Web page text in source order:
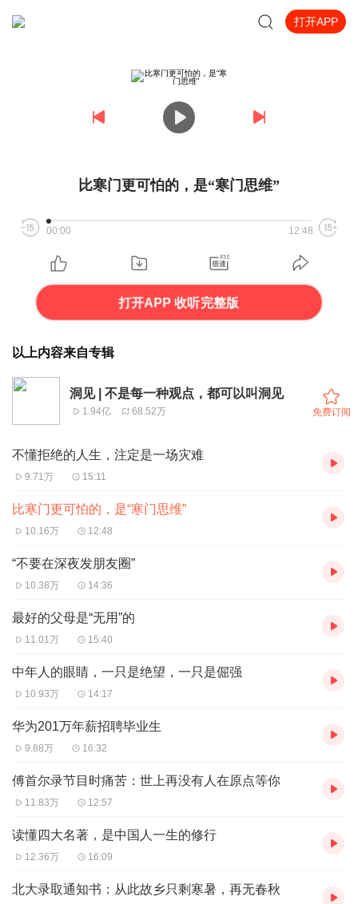
打开APP
比寒门更可怕的，是“寒门思维”
00:00 12:48
打开APP 收听完整版
以上内容来自专辑
洞见 | 不是每一种观点，都可以叫洞见
1.94亿 68.52万 免费订阅
不懂拒绝的人生，注定是一场灾难
9.71万 15:11
比寒门更可怕的，是“寒门思维”
10.16万 12:48
“不要在深夜发朋友圈”
10.38万 14:36
最好的父母是“无用”的
11.01万 15:40
中年人的眼睛，一只是绝望，一只是倔强
10.93万 14:17
华为201万年薪招聘毕业生
9.88万 16:32
傅首尔录节目时痛苦：世上再没有人在原点等你
11.83万 12:57
读懂四大名著，是中国人一生的修行
12.36万 16:09
北大录取通知书：从此故乡只剩寒暑，再无春秋